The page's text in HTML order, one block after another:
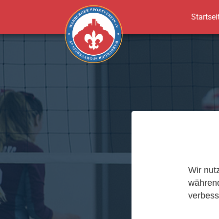
Wir
Zum Hauptinhalt springen